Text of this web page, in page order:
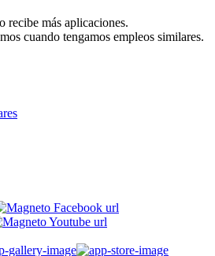
recibe más aplicaciones.
cuando tengamos empleos similares.